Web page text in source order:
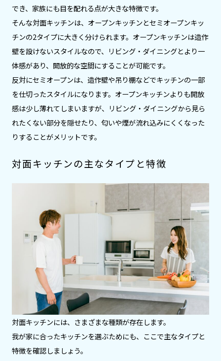
でき、家族にも目を配れる点が大きな特徴です。
そんな対面キッチンは、オープンキッチンとセミオープンキッ
チンの2タイプに大きく分けられます。オープンキッチンは造作
壁を設けないスタイルなので、リビング・ダイニングとより一
体感があり、開放的な空間にすることが可能です。
反対にセミオープンは、造作壁や吊り棚などでキッチンの一部
を仕切ったスタイルになります。オープンキッチンよりも開放
感は少し薄れてしまいますが、リビング・ダイニングから見ら
れたくない部分を隠せたり、匂いや煙が流れ込みにくくなった
りすることがメリットです。
対面キッチンの主なタイプと特徴
対面キッチンには、さまざまな種類が存在します。
我が家に合ったキッチンを選ぶためにも、ここで主なタイプと
特徴を確認しましょう。